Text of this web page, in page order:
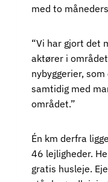
med to
“Vi har gjort det
aktører i
nybyggerier,
samtidig med
området.”
Én km derfra
46 lejligheder.
gratis husleje.